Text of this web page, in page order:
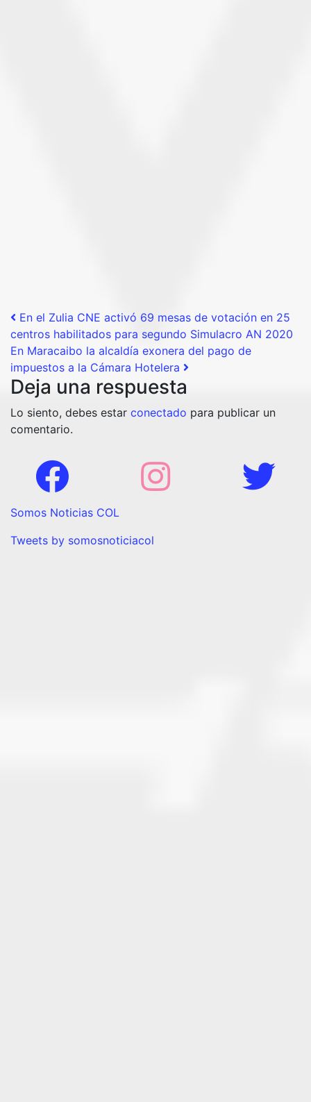
Post navigation
En el Zulia CNE activó 69 mesas de votación en 25
centros habilitados para segundo Simulacro AN 2020
En Maracaibo la alcaldía exonera del pago de
impuestos a la Cámara Hotelera
Deja una respuesta
Lo siento, debes estar conectado para publicar un
comentario.
Somos Noticias COL
Tweets by somosnoticiacol